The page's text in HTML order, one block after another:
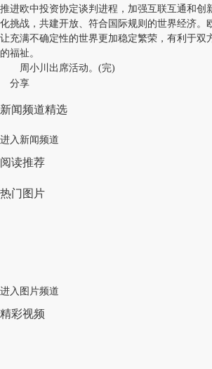
推进欧中投资协定谈判进程，加强互联互通和创
化挑战，共建开放、符合国际规则的世界经济。
让充满不确定性的世界更加稳定繁荣，有利于双
的福祉。
周小川出席活动。(完)
分享
新闻频道精选
进入新闻频道
阅读推荐
热门图片
进入图片频道
精彩视频